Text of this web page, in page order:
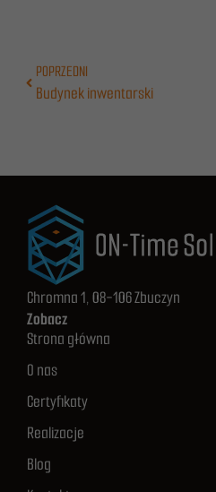
PrevPOPRZEDNI
Budynek inwentarski
Chromna 1, 08-106 Zbuczyn
Zobacz
Strona główna
O nas
Certyfikaty
Realizacje
Blog